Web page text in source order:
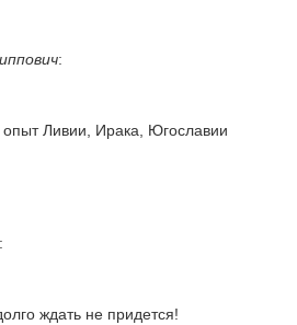
:
опыт Ливии, Ирака, Югославии
:
ждать не придется!